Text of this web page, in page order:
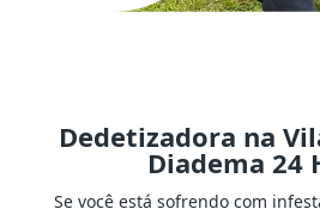
Dedetizadora na
Diadema 24
Se você está sofrendo com